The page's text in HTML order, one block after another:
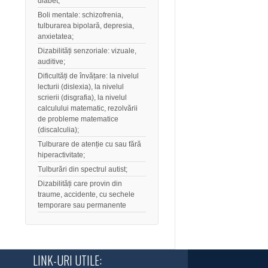
Boli mentale: schizofrenia,
tulburarea bipolară, depresia,
anxietatea;
Dizabilități senzoriale: vizuale,
auditive;
Dificultăți de învățare: la nivelul
lecturii (dislexia), la nivelul
scrierii (disgrafia), la nivelul
calculului matematic, rezolvării
de probleme matematice
(discalculia);
Tulburare de atenție cu sau fără
hiperactivitate;
Tulburări din spectrul autist;
Dizabilități care provin din
traume, accidente, cu sechele
temporare sau permanente
LINK-URI UTILE: